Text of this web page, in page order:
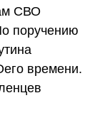
СВО
поручению
времени.